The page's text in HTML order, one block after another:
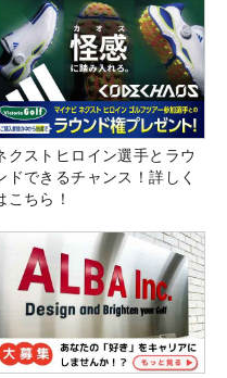
クストヒロイン選手とラウ
ドできるチャンス！詳しく
こちら！